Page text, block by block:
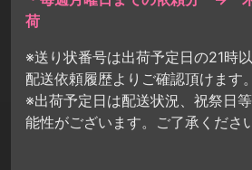
荷
※送り状番号は出荷予定日の21時
配送依頼履歴よりご確認頂けます。
※出荷予定日は配送状況、祝祭日
能性がございます。ご了承ください